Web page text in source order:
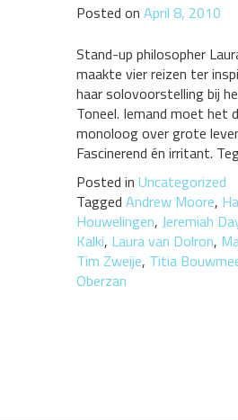
Posted on April 8, 2010
Stand-up philosopher
maakte vier reizen ter
haar solovoorstelling bij
Toneel. Iemand moet het
monoloog over grote
Fascinerend én irritant.
Posted in Uncategorized
Tagged Andrew Moore,
Houwelingen, Jeremiah
Kalki, Laura van Dolron,
Tim Zweije, Titia
Oberzan